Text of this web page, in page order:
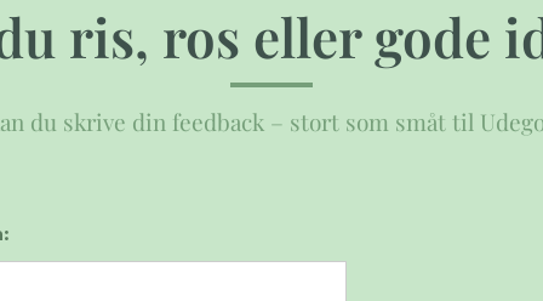
ris, ros eller gode
du skrive din feedback – stort som småt til